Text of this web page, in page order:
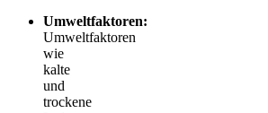
Umweltfaktoren:
Umweltfaktoren
wie
kalte
und
trockene